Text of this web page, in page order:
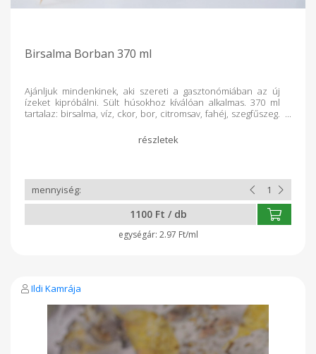
Birsalma Borban 370 ml
Ajánljuk mindenkinek, aki szereti a gasztonómiában az új
ízeket kipróbálni. Sült húsokhoz kíválóan alkalmas. 370 ml
tartalaz: birsalma, víz, ckor, bor, citromsav, fahéj, szegfűszeg.
1100 Ft / db
2.97 Ft/ml
Ildi Kamrája